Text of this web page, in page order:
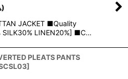
)
JACKET ■Quality
SILK30% LINEN20%] ■C…
PLEATS PANTS
]